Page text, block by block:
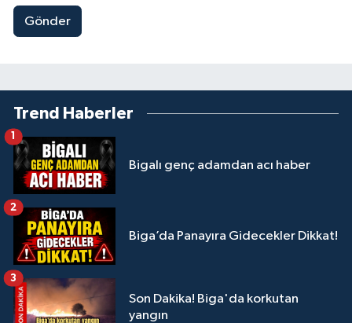
Gönder
Trend Haberler
Bigalı genç adamdan acı haber
1
Biga’da Panayıra Gidecekler Dikkat!
2
Son Dakika! Biga'da korkutan
yangın
3